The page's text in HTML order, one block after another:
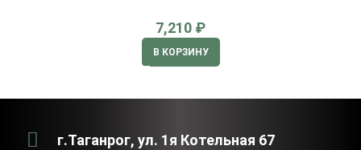
₽
В КОРЗИНУ
г.Таганрог, ул. 1я Котельная 67